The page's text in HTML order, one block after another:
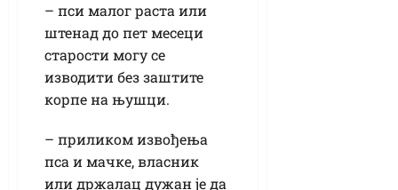
– пси малог раста или
штенад до пет месеци
старости могу се
изводити без заштите
корпе на њушци.
– приликом извођења
пса и мачке, власник
или држалац дужан је да